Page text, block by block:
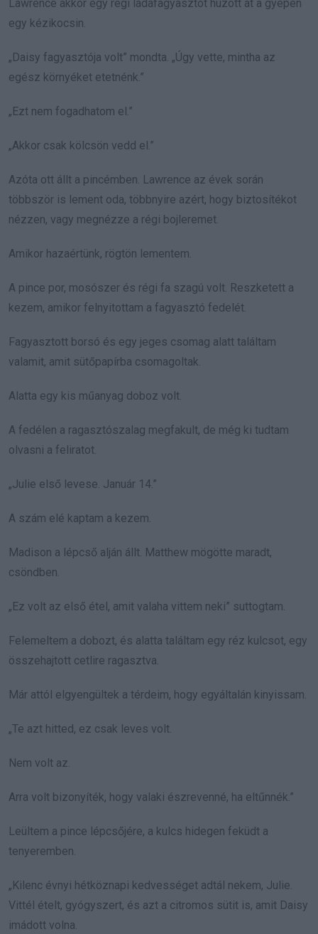
Lawrence akkor egy régi ládafagyasztót húzott át a gyepen
egy kézikocsin.
„Daisy fagyasztója volt” mondta. „Úgy vette, mintha az
egész környéket etetnénk.”
„Ezt nem fogadhatom el.”
„Akkor csak kölcsön vedd el.”
Azóta ott állt a pincémben. Lawrence az évek során
többször is lement oda, többnyire azért, hogy biztosítékot
nézzen, vagy megnézze a régi bojleremet.
Amikor hazaértünk, rögtön lementem.
A pince por, mosószer és régi fa szagú volt. Reszketett a
kezem, amikor felnyitottam a fagyasztó fedelét.
Fagyasztott borsó és egy jeges csomag alatt találtam
valamit, amit sütőpapírba csomagoltak.
Alatta egy kis műanyag doboz volt.
A fedélen a ragasztószalag megfakult, de még ki tudtam
olvasni a feliratot.
„Julie első levese. Január 14.”
A szám elé kaptam a kezem.
Madison a lépcső alján állt. Matthew mögötte maradt,
csöndben.
„Ez volt az első étel, amit valaha vittem neki” suttogtam.
Felemeltem a dobozt, és alatta találtam egy réz kulcsot, egy
összehajtott cetlire ragasztva.
Már attól elgyengültek a térdeim, hogy egyáltalán kinyissam.
„Te azt hitted, ez csak leves volt.
Nem volt az.
Arra volt bizonyíték, hogy valaki észrevenné, ha eltűnnék.”
Leültem a pince lépcsőjére, a kulcs hidegen feküdt a
tenyeremben.
„Kilenc évnyi hétköznapi kedvességet adtál nekem, Julie.
Vittél ételt, gyógyszert, és azt a citromos sütit is, amit Daisy
imádott volna.